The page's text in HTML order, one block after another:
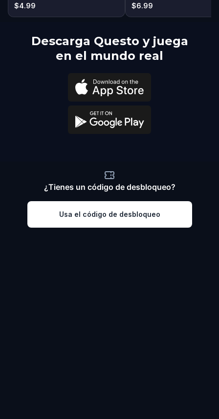
$4.99 $6.99
Descarga Questo y juega
en el mundo real
¿Tienes un código de desbloqueo?
Usa el código de desbloqueo